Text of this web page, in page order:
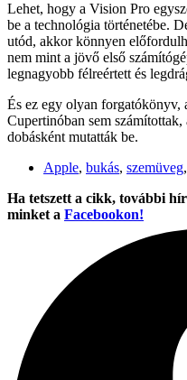
Lehet, hogy a Vision Pro
be a technológia történetébe.
utód, akkor könnyen
nem mint a jövő első
legnagyobb félreértett és
És ez egy olyan forgatókönyv,
Cupertinóban sem
dobásként mutatták be.
Apple, bukás, szemüveg,
Ha tetszett a cikk, további
minket a Facebookon!